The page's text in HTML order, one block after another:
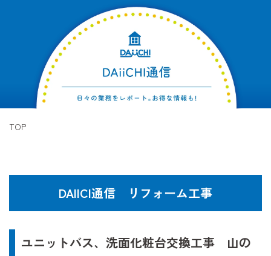
TOP
DAIICI通信 リフォーム工事
ユニットバス、洗面化粧台交換工事 山の